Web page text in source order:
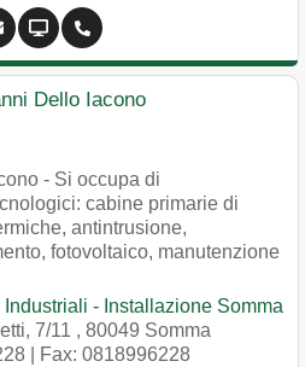
Dello Iacono
- Si occupa di
cabine primarie di
antintrusione,
fotovoltaico, manutenzione
- Installazione Somma
7/11 , 80049 Somma
| Fax: 0818996228